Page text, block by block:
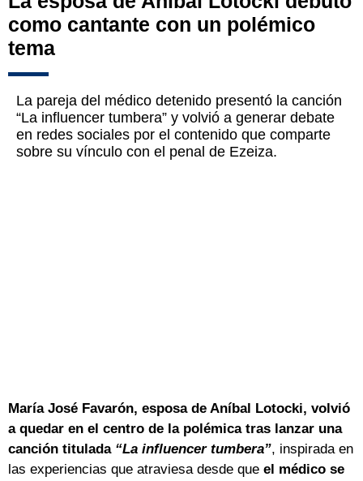
como cantante con un polémico
tema
La pareja del médico detenido presentó la canción
“La influencer tumbera” y volvió a generar debate
en redes sociales por el contenido que comparte
sobre su vínculo con el penal de Ezeiza.
María José Favarón, esposa de Aníbal Lotocki, volvió
a quedar en el centro de la polémica tras lanzar una
canción titulada “La influencer tumbera”, inspirada en
las experiencias que atraviesa desde que el médico se